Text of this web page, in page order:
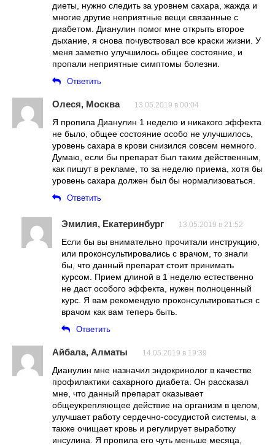
диеты, нужно следить за уровнем сахара, жажда и
многие другие неприятные вещи связанные с
диабетом. Дианулин помог мне открыть второе
дыхание, я снова почувствовал все краски жизни. У
меня заметно улучшилось общее состояние, и
пропали неприятные симптомы болезни.
Ответить
Олеся, Москва 13.05.2019 в 00:04
Я пропила Дианулин 1 неделю и никакого эффекта
не было, общее состояние особо не улучшилось,
уровень сахара в крови снизился совсем немного.
Думаю, если бы препарат был таким действенным,
как пишут в рекламе, то за неделю приема, хотя бы
уровень сахара должен был бы нормализоваться.
Ответить
Эмилия, Екатеринбург 13.05.2019 в 21:52
Если бы вы внимательно прочитали инструкцию,
или проконсультировались с врачом, то знали
бы, что данный препарат стоит принимать
курсом. Прием длиной в 1 неделю естественно
не даст особого эффекта, нужен полноценный
курс. Я вам рекомендую проконсультироваться с
врачом как вам теперь быть.
Ответить
Айбала, Алматы 14.05.2019 в 19:39
Дианулин мне назначил эндокринолог в качестве
профилактики сахарного диабета. Он рассказал
мне, что данный препарат оказывает
общеукрепляющее действие на организм в целом,
улучшает работу сердечно-сосудистой системы, а
также очищает кровь и регулирует выработку
инсулина. Я пропила его чуть меньше месяца,